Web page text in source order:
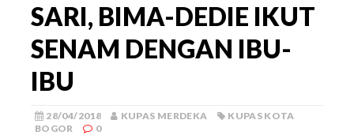
SARI, BIMA-DEDIE IKUT
SENAM DENGAN IBU-
IBU
28/04/2018 KUPAS MERDEKA
KUPAS KOTA
BOGOR
0